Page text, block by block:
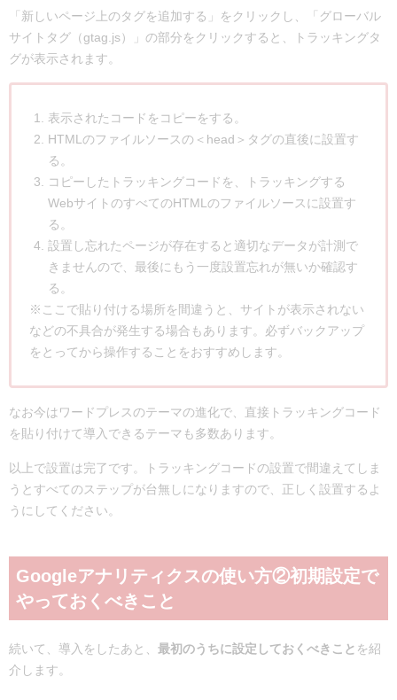
「新しいページ上のタグを追加する」をクリックし、「グローバル
サイトタグ（gtag.js）」の部分をクリックすると、トラッキングタ
グが表示されます。
表示されたコードをコピーをする。
HTMLのファイルソースの＜head＞タグの直後に設置す
る。
コピーしたトラッキングコードを、トラッキングする
WebサイトのすべてのHTMLのファイルソースに設置す
る。
設置し忘れたページが存在すると適切なデータが計測で
きませんので、最後にもう一度設置忘れが無いか確認す
る。
※ここで貼り付ける場所を間違うと、サイトが表示されない
などの不具合が発生する場合もあります。必ずバックアップ
をとってから操作することをおすすめします。
なお今はワードプレスのテーマの進化で、直接トラッキングコード
を貼り付けて導入できるテーマも多数あります。
以上で設置は完了です。トラッキングコードの設置で間違えてしま
うとすべてのステップが台無しになりますので、正しく設置するよ
うにしてください。
Googleアナリティクスの使い方②初期設定で
やっておくべきこと
続いて、導入をしたあと、 最初のうちに設定しておくべきこと を紹
介します。